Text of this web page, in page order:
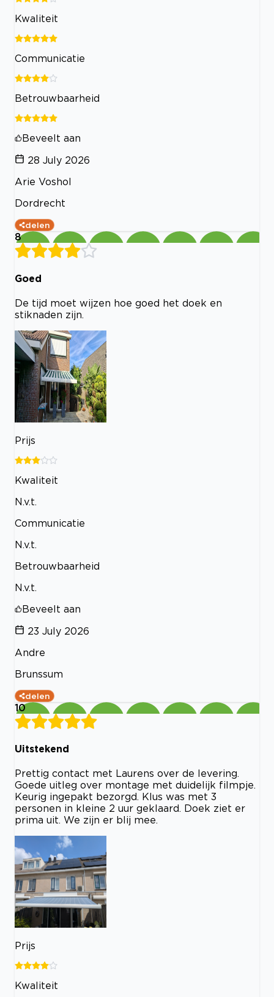
Kwaliteit
Communicatie
Betrouwbaarheid
Beveelt aan
28 July 2026
Arie Voshol
Dordrecht
delen
8
Goed
De tijd moet wijzen hoe goed het doek en
stiknaden zijn.
Prijs
Kwaliteit
N.v.t.
Communicatie
N.v.t.
Betrouwbaarheid
N.v.t.
Beveelt aan
23 July 2026
Andre
Brunssum
delen
10
Uitstekend
Prettig contact met Laurens over de levering.
Goede uitleg over montage met duidelijk filmpje.
Keurig ingepakt bezorgd. Klus was met 3
personen in kleine 2 uur geklaard. Doek ziet er
prima uit. We zijn er blij mee.
Prijs
Kwaliteit